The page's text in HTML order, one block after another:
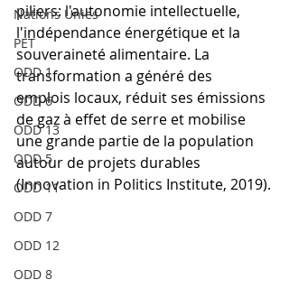
Nations Unies
PET
ODD 1
ODD 6
ODD 13
ODD 5
ODD 11
ODD 7
ODD 12
ODD 8
piliers: l'autonomie intellectuelle,
l'indépendance énergétique et la
souveraineté alimentaire. La
transformation a généré des
emplois locaux, réduit ses émissions
de gaz à effet de serre et mobilise
une grande partie de la population
autour de projets durables
(Innovation in Politics Institute, 2019).